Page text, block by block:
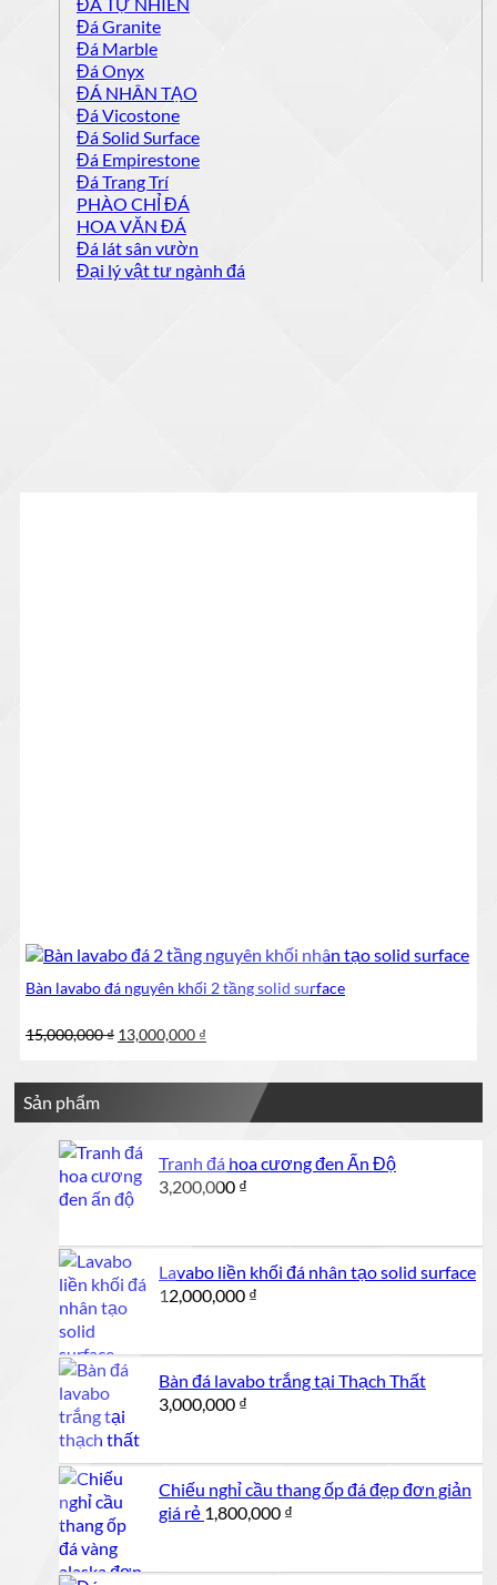
Đá Granite
Đá Marble
Đá Onyx
ĐÁ NHÂN TẠO
Đá Vicostone
Đá Solid Surface
Đá Empirestone
Đá Trang Trí
PHÀO CHỈ ĐÁ
HOA VĂN ĐÁ
Đá lát sân vườn
Đại lý vật tư ngành đá
Bàn lavabo đá nguyên khối 2 tầng solid surface
15,000,000₫ Giá
13,000,000 ₫
13,000,000 ₫.
Sản phẩm
Tranh đá hoa cương đen Ấn Độ
3,200,000 ₫
Lavabo liền khối đá nhân tạo solid surface
12,000,000 ₫
Bàn đá lavabo trắng tại Thạch Thất
3,000,000 ₫
Chiếu nghỉ cầu thang ốp đá đẹp đơn giản
giá rẻ 1,800,000 ₫